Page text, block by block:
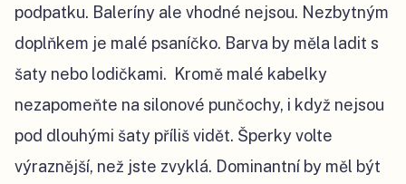
podpatku. Baleríny ale vhodné nejsou. Nezbytným
doplňkem je malé psaníčko. Barva by měla ladit s
šaty nebo lodičkami. Kromě malé kabelky
nezapomeňte na silonové punčochy, i když nejsou
pod dlouhými šaty příliš vidět. Šperky volte
výraznější, než jste zvyklá. Dominantní by měl být